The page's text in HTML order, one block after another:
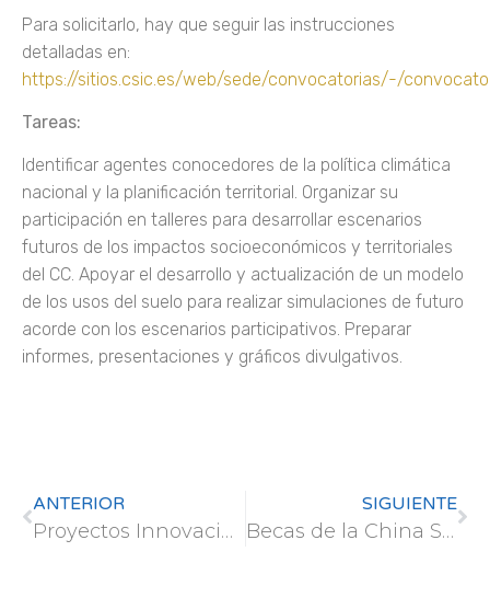
Para solicitarlo, hay que seguir las instrucciones
detalladas en:
https://sitios.csic.es/web/sede/convocatorias/-/
Tareas:
Identificar agentes conocedores de la política climática
nacional y la planificación territorial. Organizar su
participación en talleres para desarrollar escenarios
futuros de los impactos socioeconómicos y territoriales
del CC. Apoyar el desarrollo y actualización de un modelo
de los usos del suelo para realizar simulaciones de futuro
acorde con los escenarios participativos. Preparar
informes, presentaciones y gráficos divulgativos.
ANTERIOR
Proyectos Innovación Educativa 2024/25
SIGUIENTE
Becas de la China Scholarship Council (CSC) para la Zhejiang University